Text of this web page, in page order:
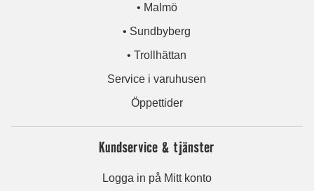
• Malmö
• Sundbyberg
• Trollhättan
Service i varuhusen
Öppettider
Kundservice & tjänster
Logga in på Mitt konto